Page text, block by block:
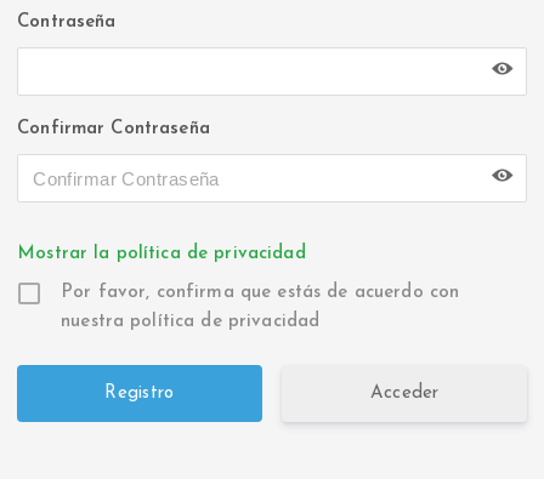
Contraseña
Confirmar Contraseña
Mostrar la política de privacidad
Por favor, confirma que estás de acuerdo con
nuestra política de privacidad
Acceder